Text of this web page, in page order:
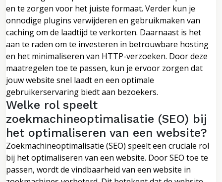
en te zorgen voor het juiste formaat. Verder kun je
onnodige plugins verwijderen en gebruikmaken van
caching om de laadtijd te verkorten. Daarnaast is het
aan te raden om te investeren in betrouwbare hosting
en het minimaliseren van HTTP-verzoeken. Door deze
maatregelen toe te passen, kun je ervoor zorgen dat
jouw website snel laadt en een optimale
gebruikerservaring biedt aan bezoekers.
Welke rol speelt
zoekmachineoptimalisatie (SEO) bij
het optimaliseren van een website?
Zoekmachineoptimalisatie (SEO) speelt een cruciale rol
bij het optimaliseren van een website. Door SEO toe te
passen, wordt de vindbaarheid van een website in